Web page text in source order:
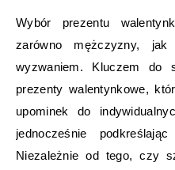
Wybór prezentu
zarówno mężczyzny,
wyzwaniem. Kluczem do
prezenty walentynkowe,
upominek do
jednocześnie
Niezależnie od tego, czy